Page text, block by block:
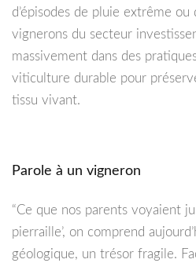
d’épisodes de pluie extrême ou
vignerons du secteur
massivement dans des
viticulture durable pour
tissu vivant.
Parole à un vigneron
“Ce que nos parents voyaient
pierraille’, on comprend
géologique, un trésor fragile.